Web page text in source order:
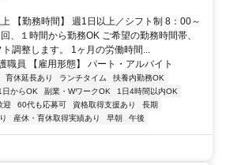
上 【勤務時間】 週1日以上／シフト制 8：00～
、１時間から勤務OK ご希望の勤務時間帯、
調整します。 1ヶ月の労働時間...
職員 【雇用形態】 パート・アルバイト
育休延長あり ランチタイム
扶養内勤務OK
日からOK 副業・WワークOK
1日4時間以内OK
迎 60代も応募可 資格取得支援あり
長期
産休・育休取得実績あり 早朝 午後